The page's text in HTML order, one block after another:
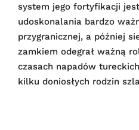
system jego fortyfikacji
udoskonalania bardzo
przygranicznej, a później
zamkiem odegrał ważną
czasach napadów
kilku doniosłych rodzin